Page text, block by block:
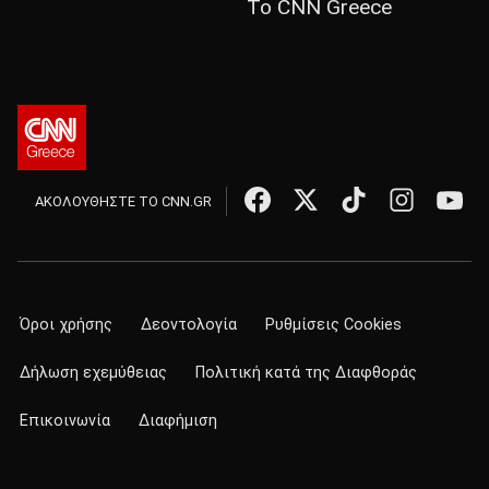
Το CNN Greece
ΑΚΟΛΟΥΘΗΣΤΕ ΤΟ CNN.GR
Όροι χρήσης Δεοντολογία Ρυθμίσεις Cookies
Δήλωση εχεμύθειας Πολιτική κατά της Διαφθοράς
Επικοινωνία Διαφήμιση